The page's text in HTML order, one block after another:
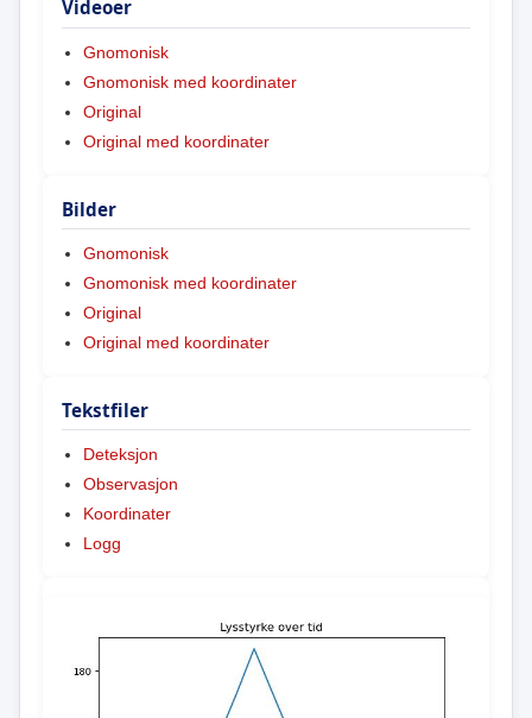
Videoer
Gnomonisk
Gnomonisk med koordinater
Original
Original med koordinater
Bilder
Gnomonisk
Gnomonisk med koordinater
Original
Original med koordinater
Tekstfiler
Deteksjon
Observasjon
Koordinater
Logg